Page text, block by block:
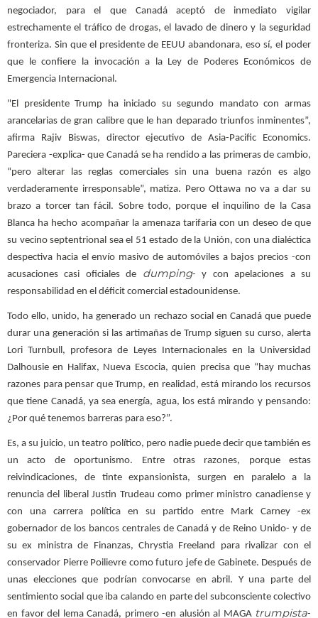
negociador, para el que Canadá aceptó de inmediato vigilar
estrechamente el tráfico de drogas, el lavado de dinero y la seguridad
fronteriza. Sin que el presidente de EEUU abandonara, eso sí, el poder
que le confiere la invocación a la Ley de Poderes Económicos de
Emergencia Internacional.
"El presidente Trump ha iniciado su segundo mandato con armas
arancelarias de gran calibre que le han deparado triunfos inminentes”,
afirma Rajiv Biswas, director ejecutivo de Asia-Pacific Economics.
Pareciera -explica- que Canadá se ha rendido a las primeras de cambio,
“pero alterar las reglas comerciales sin una buena razón es algo
verdaderamente irresponsable”, matiza. Pero Ottawa no va a dar su
brazo a torcer tan fácil. Sobre todo, porque el inquilino de la Casa
Blanca ha hecho acompañar la amenaza tarifaria con un deseo de que
su vecino septentrional sea el 51 estado de la Unión, con una dialéctica
despectiva hacia el envío masivo de automóviles a bajos precios -con
acusaciones casi oficiales de dumping- y con apelaciones a su
responsabilidad en el déficit comercial estadounidense.
Todo ello, unido, ha generado un rechazo social en Canadá que puede
durar una generación si las artimañas de Trump siguen su curso, alerta
Lori Turnbull, profesora de Leyes Internacionales en la Universidad
Dalhousie en Halifax, Nueva Escocia, quien precisa que “hay muchas
razones para pensar que Trump, en realidad, está mirando los recursos
que tiene Canadá, ya sea energía, agua, los está mirando y pensando:
¿Por qué tenemos barreras para eso?”.
Es, a su juicio, un teatro político, pero nadie puede decir que también es
un acto de oportunismo. Entre otras razones, porque estas
reivindicaciones, de tinte expansionista, surgen en paralelo a la
renuncia del liberal Justin Trudeau como primer ministro canadiense y
con una carrera política en su partido entre Mark Carney -ex
gobernador de los bancos centrales de Canadá y de Reino Unido- y de
su ex ministra de Finanzas, Chrystia Freeland para rivalizar con el
conservador Pierre Poilievre como futuro jefe de Gabinete. Después de
unas elecciones que podrían convocarse en abril. Y una parte del
sentimiento social que iba calando en parte del subconsciente colectivo
en favor del lema Canadá, primero -en alusión al MAGA trumpista-